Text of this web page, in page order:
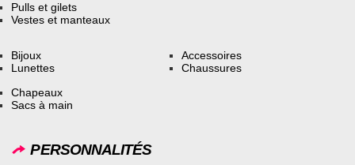
Pulls et gilets
Vestes et manteaux
Bijoux
Lunettes
Accessoires
Chaussures
Chapeaux
Sacs à main
PERSONNALITÉS